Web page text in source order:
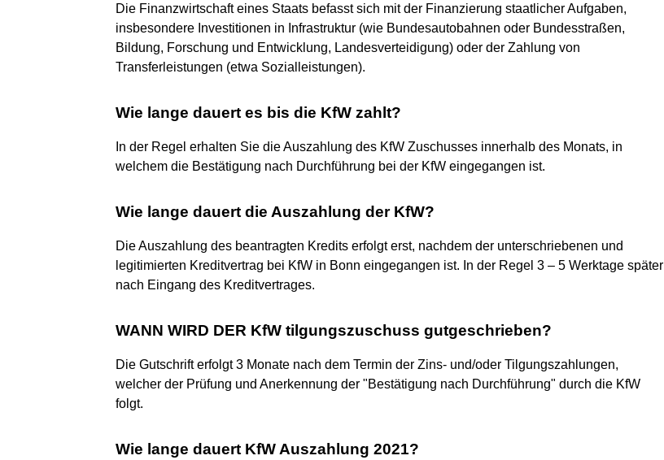
Die Finanzwirtschaft eines Staats befasst sich mit der Finanzierung staatlicher Aufgaben,
insbesondere Investitionen in Infrastruktur (wie Bundesautobahnen oder Bundesstraßen,
Bildung, Forschung und Entwicklung, Landesverteidigung) oder der Zahlung von
Transferleistungen (etwa Sozialleistungen).
Wie lange dauert es bis die KfW zahlt?
In der Regel erhalten Sie die Auszahlung des KfW Zuschusses innerhalb des Monats, in
welchem die Bestätigung nach Durchführung bei der KfW eingegangen ist.
Wie lange dauert die Auszahlung der KfW?
Die Auszahlung des beantragten Kredits erfolgt erst, nachdem der unterschriebenen und
legitimierten Kreditvertrag bei KfW in Bonn eingegangen ist. In der Regel 3 – 5 Werktage später
nach Eingang des Kreditvertrages.
WANN WIRD DER KfW tilgungszuschuss gutgeschrieben?
Die Gutschrift erfolgt 3 Monate nach dem Termin der Zins- und/oder Tilgungszahlungen,
welcher der Prüfung und Anerkennung der "Bestätigung nach Durchführung" durch die KfW
folgt.
Wie lange dauert KfW Auszahlung 2021?